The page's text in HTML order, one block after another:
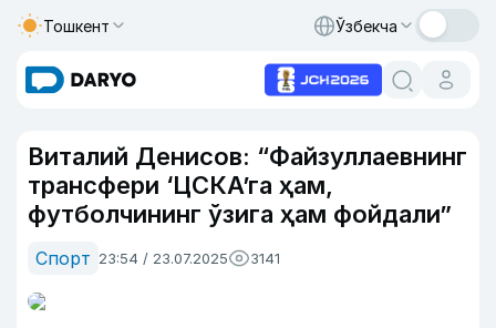
Тошкент Ўзбекча
Виталий Денисов: “Файзуллаевнинг
трансфери ‘ЦСКА’га ҳам,
футболчининг ўзига ҳам фойдали”
Спорт 23:54 / 23.07.2025 3141